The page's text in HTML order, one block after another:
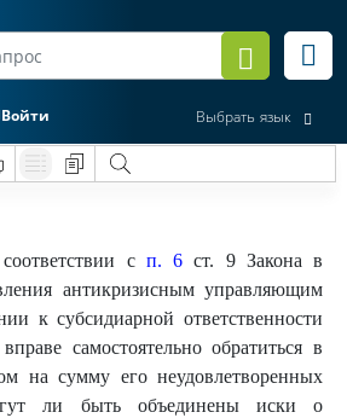
Войти Выбрать язык
с п. 6 ст. 9 Закона в
антикризисным управляющим
к субсидиарной ответственности
самостоятельно обратиться в
на сумму его неудовлетворенных
ли быть объединены иски о